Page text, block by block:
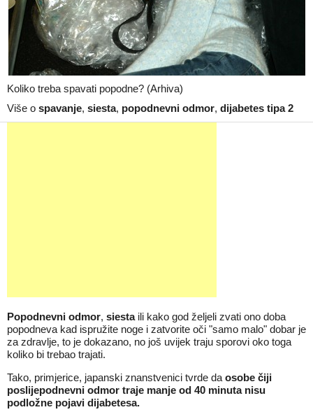
Koliko treba spavati popodne? (Arhiva)
Više o spavanje, siesta, popodnevni odmor, dijabetes tipa 2
Popodnevni odmor, siesta ili kako god željeli zvati ono doba
popodneva kad ispružite noge i zatvorite oči "samo malo" dobar je
za zdravlje, to je dokazano, no još uvijek traju sporovi oko toga
koliko bi trebao trajati.
Tako, primjerice, japanski znanstvenici tvrde da osobe čiji
poslijepodnevni odmor traje manje od 40 minuta nisu
podložne pojavi dijabetesa.